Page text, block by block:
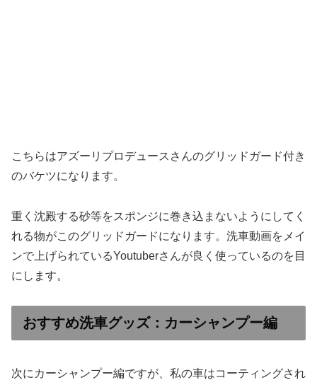
こちらはアズーリプロデュースさんのグリッドガード付き
のバケツになります。
重く沈殿する砂等をスポンジに巻き込まないようにしてく
れる物がこのグリッドガードになります。洗車動画をメイ
ンで上げられているYoutuberさんが良く使っているのを目
にします。
おすすめ洗車グッズ：カーシャンプー編
次にカーシャンプー編ですが、私の車はコーティングされ